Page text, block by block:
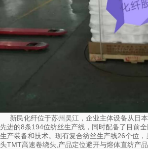
新民化纤位于苏州吴江，企业主体设备从日
先进的8条194位纺丝生产线，同时配备了目前
生产装备和技术。现有复合纺丝生产线26个位
头TMT高速卷绕头,产品定位避开与熔体直纺产